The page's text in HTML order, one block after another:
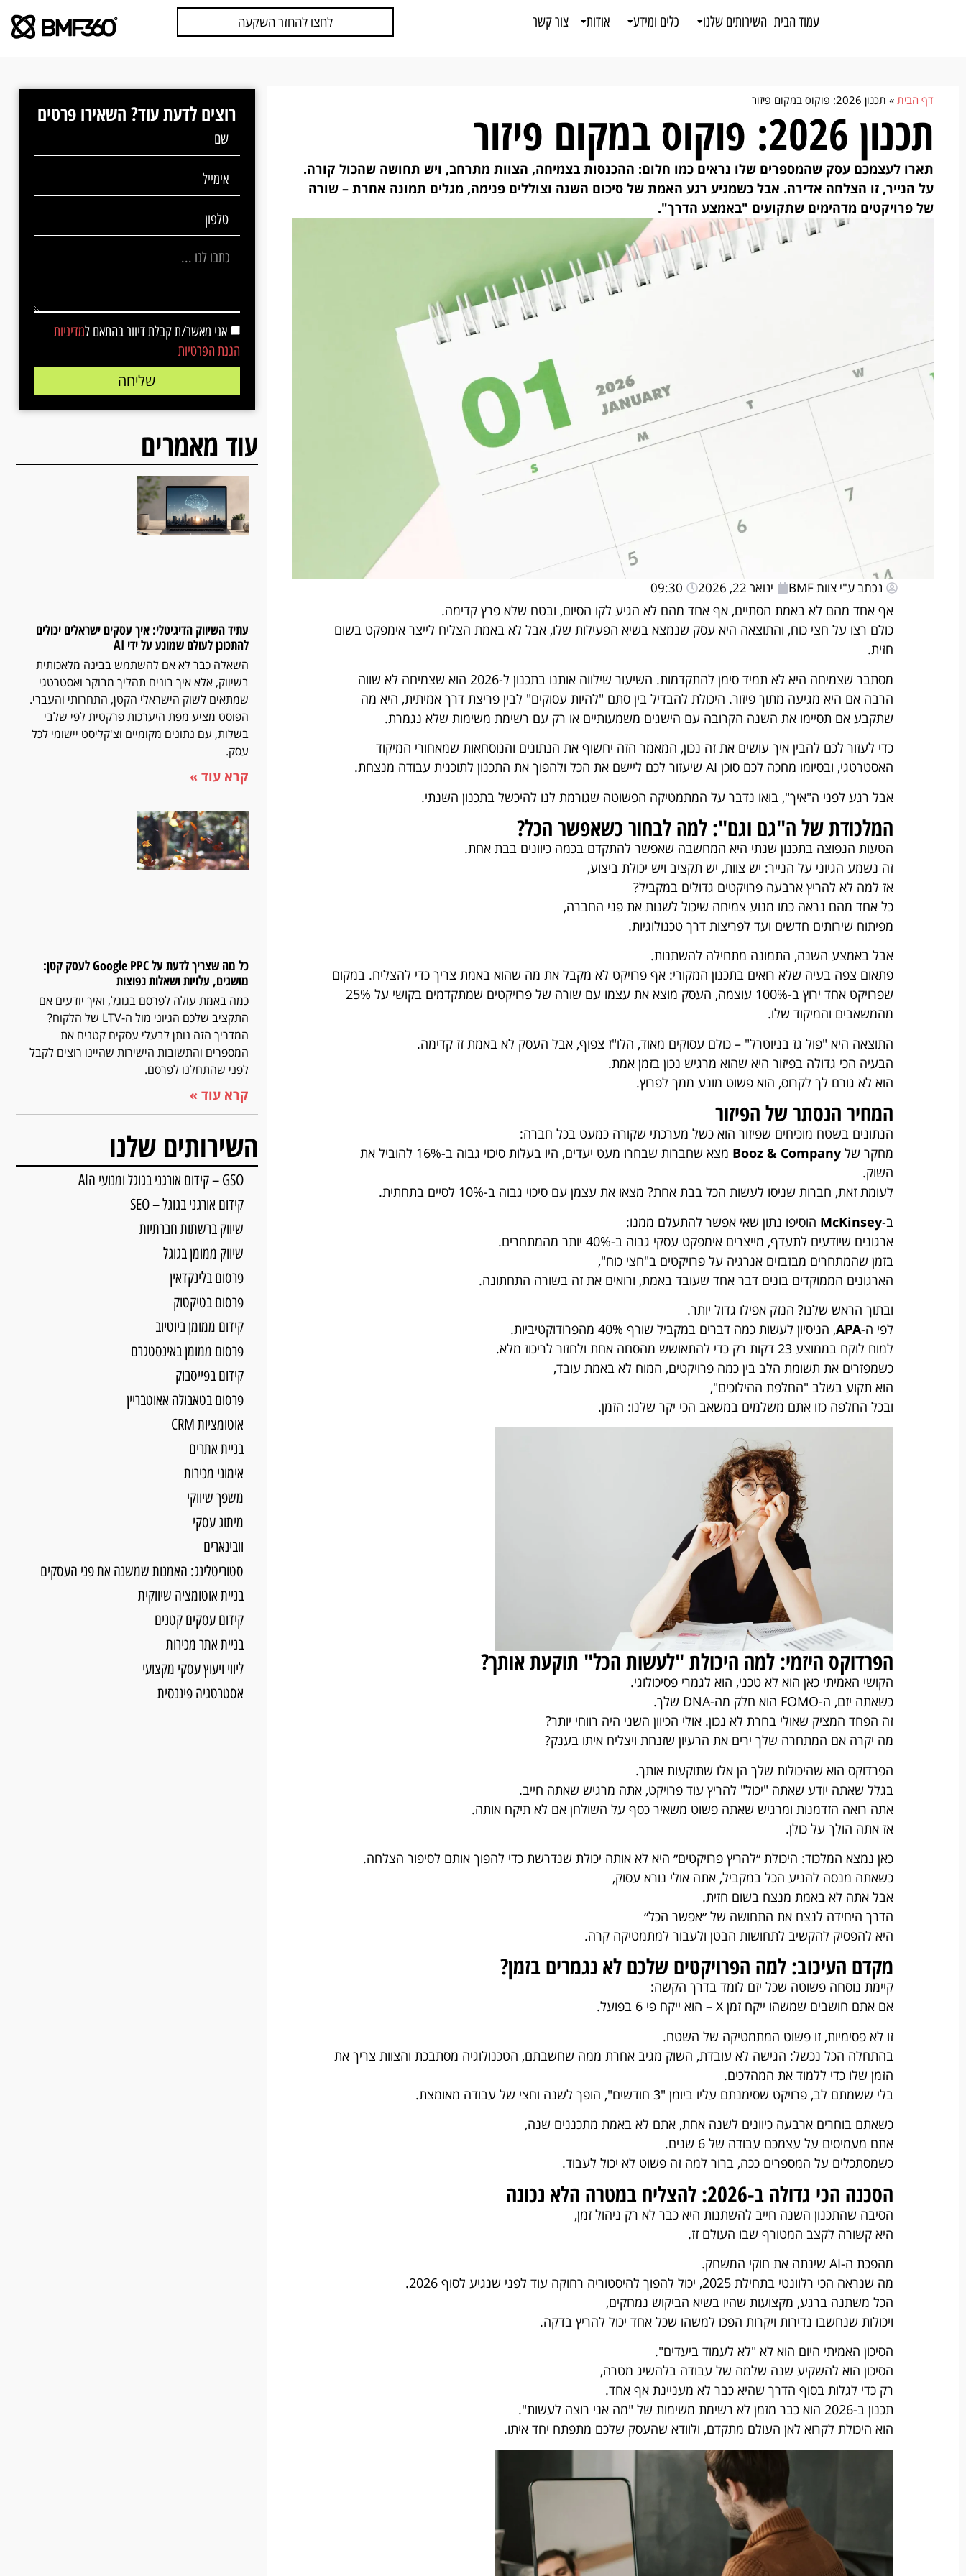
לחצו להחזר השקעה עמוד הבית השירותים שלנו כלים ומידע אודות צור קשר
דף הבית » תכנון 2026: פוקוס במקום פיזור
תכנון 2026: פוקוס במקום פיזור
תארו לעצמכם עסק שהמספרים שלו נראים כמו חלום: ההכנסות בצמיחה, הצוות מתרחב, ויש תחושה שהכול קורה.
על הנייר, זו הצלחה אדירה. אבל כשמגיע רגע האמת של סיכום השנה וצוללים פנימה, מגלים תמונה אחרת – שורה
של פרויקטים מדהימים שתקועים "באמצע הדרך".
נכתב ע"י צוות BMF ינואר 22, 2026 09:30
אף אחד מהם לא באמת הסתיים, אף אחד מהם לא הגיע לקו הסיום, ובטח שלא פרץ קדימה.
כולם רצו על חצי כוח, והתוצאה היא עסק שנמצא בשיא הפעילות שלו, אבל לא באמת הצליח לייצר אימפקט בשום
חזית.
מסתבר שצמיחה היא לא תמיד סימן להתקדמות. השיעור שילווה אותנו בתכנון ל-2026 הוא שצמיחה לא שווה
הרבה אם היא מגיעה מתוך פיזור. היכולת להבדיל בין סתם "להיות עסוקים" לבין פריצת דרך אמיתית, היא מה
שתקבע אם תסיימו את השנה הקרובה עם הישגים משמעותיים או רק עם רשימת משימות שלא נגמרת.
כדי לעזור לכם להבין איך עושים את זה נכון, המאמר הזה יחשוף את הנתונים והנוסחאות שמאחורי המיקוד
האסטרטגי, ובסיומו מחכה לכם סוכן AI שיעזור לכם ליישם את הכל ולהפוך את התכנון לתוכנית עבודה מנצחת.
אבל רגע לפני ה"איך", בואו נדבר על המתמטיקה הפשוטה שגורמת לנו להיכשל בתכנון השנתי.
המלכודת של ה"גם וגם": למה לבחור כשאפשר הכל?
הטעות הנפוצה בתכנון שנתי היא המחשבה שאפשר להתקדם בכמה כיוונים בבת אחת.
זה נשמע הגיוני על הנייר: יש צוות, יש תקציב ויש יכולת ביצוע,
אז למה לא להריץ ארבעה פרויקטים גדולים במקביל?
כל אחד מהם נראה כמו מנוע צמיחה שיכול לשנות את פני החברה,
מפיתוח שירותים חדשים ועד לפריצות דרך טכנולוגיות.
אבל באמצע השנה, התמונה מתחילה להשתנות.
פתאום צפה בעיה שלא רואים בתכנון המקורי: אף פרויקט לא מקבל את מה שהוא באמת צריך כדי להצליח. במקום
שפרויקט אחד ירוץ ב-100% עוצמה, העסק מוצא את עצמו עם שורה של פרויקטים שמתקדמים בקושי על 25%
מהמשאבים והמיקוד שלו.
התוצאה היא "פול גז בניוטרל" – כולם עסוקים מאוד, הלו"ז צפוף, אבל העסק לא באמת זז קדימה.
הבעיה הכי גדולה בפיזור היא שהוא מרגיש נכון בזמן אמת.
הוא לא גורם לך לקרוס, הוא פשוט מונע ממך לפרוץ.
המחיר הנסתר של הפיזור
הנתונים בשטח מוכיחים שפיזור הוא כשל מערכתי שקורה כמעט בכל חברה:
מחקר של Booz & Company
מצא שחברות שבחרו מעט יעדים, היו בעלות סיכוי גבוה ב-16% להוביל את
השוק.
לעומת זאת, חברות שניסו לעשות הכל בבת אחת? מצאו את עצמן עם סיכוי גבוה ב-10% לסיים בתחתית.
ב-McKinsey הוסיפו נתון שאי אפשר להתעלם ממנו:
ארגונים שיודעים לתעדף, מייצרים אימפקט עסקי גבוה ב-40% יותר מהמתחרים.
בזמן שהמתחרים מבזבזים אנרגיה על פרויקטים ב"חצי כוח",
הארגונים הממוקדים בונים דבר אחד שעובד באמת, ורואים את זה בשורה התחתונה.
ובתוך הראש שלנו? הנזק אפילו גדול יותר.
לפי ה-APA, הניסיון לעשות כמה דברים במקביל שורף 40% מהפרודוקטיביות.
למוח לוקח בממוצע 23 דקות רק כדי להתאושש מהסחה אחת ולחזור לריכוז מלא.
כשמפזרים את תשומת הלב בין כמה פרויקטים, המוח לא באמת עובד,
הוא תקוע בשלב "החלפת ההילוכים",
ובכל החלפה כזו אתם משלמים במשאב הכי יקר שלנו: הזמן.
הפרדוקס היזמי: למה היכולת "לעשות הכל" תוקעת אותך?
הקושי האמיתי כאן הוא לא טכני, הוא לגמרי פסיכולוגי.
כשאתה יזם, ה-FOMO הוא חלק מה-DNA שלך.
זה הפחד המציק שאולי בחרת לא נכון. אולי הכיוון השני היה רווחי יותר?
מה יקרה אם המתחרה שלך ירים את הרעיון שזנחת ויצליח איתו בענק?
הפרדוקס הוא שהיכולות שלך הן אלו שתוקעות אותך.
בגלל שאתה יודע שאתה "יכול" להריץ עוד פרויקט, אתה מרגיש שאתה חייב.
אתה רואה הזדמנות ומרגיש שאתה פשוט משאיר כסף על השולחן אם לא תיקח אותה.
אז אתה הולך על כולן.
כאן נמצא המלכוד: היכולת ״להריץ פרויקטים״ היא לא אותה יכולת שנדרשת כדי להפוך אותם לסיפור הצלחה.
כשאתה מנסה להניע הכל במקביל, אתה אולי נורא עסוק,
אבל אתה לא באמת מנצח בשום חזית.
הדרך היחידה לנצח את התחושה של ״אפשר הכל״
היא להפסיק להקשיב לתחושות הבטן ולעבור למתמטיקה קרה.
מקדם העיכוב: למה הפרויקטים שלכם לא נגמרים בזמן?
קיימת נוסחה פשוטה שכל יזם לומד בדרך הקשה:
אם אתם חושבים שמשהו ייקח זמן X – הוא ייקח פי 6 בפועל.
זו לא פסימיות, זו פשוט המתמטיקה של השטח.
בהתחלה הכל נכשל: הגישה לא עובדת, השוק מגיב אחרת ממה שחשבתם, הטכנולוגיה מסתבכת והצוות צריך את
הזמן שלו כדי ללמוד את המהלכים.
בלי ששמתם לב, פרויקט שסימנתם עליו ביומן "3 חודשים", הופך לשנה וחצי של עבודה מאומצת.
כשאתם בוחרים ארבעה כיוונים לשנה אחת, אתם לא באמת מתכננים שנה,
אתם מעמיסים על עצמכם עבודה של 6 שנים.
כשמסתכלים על המספרים ככה, ברור למה זה פשוט לא יכול לעבוד.
הסכנה הכי גדולה ב-2026: להצליח במטרה הלא נכונה
הסיבה שהתכנון השנה חייב להשתנות היא כבר לא רק ניהול זמן,
היא קשורה לקצב המטורף שבו העולם זז.
מהפכת ה-AI שינתה את חוקי המשחק.
מה שנראה הכי רלוונטי בתחילת 2025, יכול להפוך להיסטוריה רחוקה עוד לפני שנגיע לסוף 2026.
הכל משתנה ברגע, מקצועות שהיו בשיא הביקוש נמחקים,
ויכולות שנחשבו נדירות ויקרות הפכו למשהו שכל אחד יכול להריץ בדקה.
הסיכון האמיתי היום הוא לא "לא לעמוד ביעדים".
הסיכון הוא להשקיע שנה שלמה של עבודה בלהשיג מטרה,
רק כדי לגלות בסוף הדרך שהיא כבר לא מעניינת אף אחד.
תכנון ב-2026 הוא כבר מזמן לא רשימת משימות של "מה אני רוצה לעשות".
הוא היכולת לקרוא לאן העולם מתקדם, ולוודא שהעסק שלכם מתפתח יחד איתו.
רוצים לדעת עוד? השאירו פרטים
אני מאשר/ת קבלת דיוור בהתאם למדיניות
הגנת הפרטיות
שליחה
עוד מאמרים
עתיד השיווק הדיגיטלי: איך עסקים ישראלים יכולים
להתכונן לעולם שמונע על ידי AI
השאלה כבר לא אם להשתמש בבינה מלאכותית
בשיווק, אלא איך בונים תהליך מבוקר ואסטרטגי
שמתאים לשוק הישראלי הקטן, התחרותי והעברי.
הפוסט מציע מפת היערכות פרקטית לפי שלבי
בשלות, עם נתונים מקומיים וצ'קליסט יישומי לכל
עסק.
קרא עוד »
כל מה שצריך לדעת על Google PPC לעסק קטן:
מושגים, עלויות ושאלות נפוצות
כמה באמת עולה לפרסם בגוגל, ואיך יודעים אם
התקציב שלכם הגיוני מול ה-LTV של הלקוח?
המדריך הזה נותן לבעלי עסקים קטנים את
המספרים והתשובות הישירות שהיינו רוצים לקבל
לפני שהתחלנו לפרסם.
קרא עוד »
השירותים שלנו
GSO – קידום אורגני בגוגל ומנועי הAI
קידום אורגני בגוגל – SEO
שיווק ברשתות חברתיות
שיווק ממומן בגוגל
פרסום בלינקדאין
פרסום בטיקטוק
קידום ממומן ביוטיוב
פרסום ממומן באינסטגרם
קידום בפייסבוק
פרסום בטאבולה אאוטבריין
אוטומציות CRM
בניית אתרים
אימוני מכירות
משפך שיווקי
מיתוג עסקי
וובינארים
סטוריטלינג: האמנות שמשנה את פני העסקים
בניית אוטומציה שיווקית
קידום עסקים קטנים
בניית אתר מכירות
ליווי ויעוץ עסקי מקצועי
אסטרטגיה פיננסית